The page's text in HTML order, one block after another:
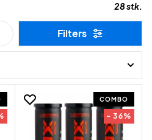
28 stk.
Filters
COMBO
- 36%